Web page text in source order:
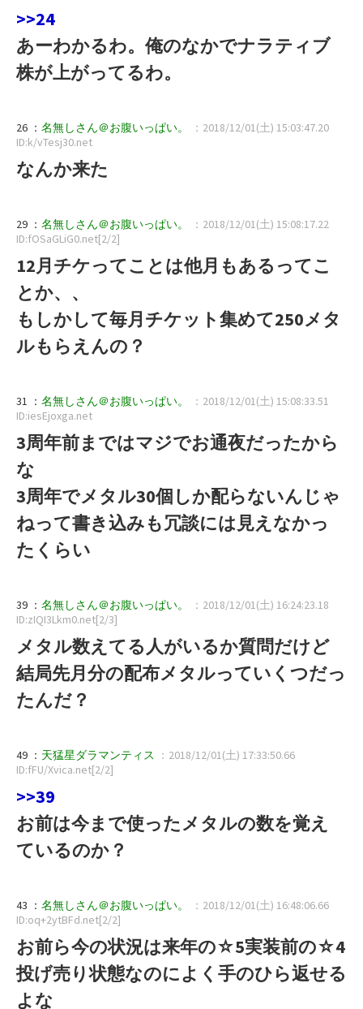
>>24
あーわかるわ。俺のなかでナラティブ
株が上がってるわ。
26 ： 名無しさん＠お腹いっぱい。
：2018/12/01(土) 15:03:47.20
ID:k/vTesj30.net
なんか来た
29 ： 名無しさん＠お腹いっぱい。
：2018/12/01(土) 15:08:17.22
ID:fOSaGLiG0.net[2/2]
12月チケってことは他月もあるってこ
とか、、
もしかして毎月チケット集めて250メタ
ルもらえんの？
31 ： 名無しさん＠お腹いっぱい。
：2018/12/01(土) 15:08:33.51
ID:iesEjoxga.net
3周年前まではマジでお通夜だったから
な
3周年でメタル30個しか配らないんじゃ
ねって書き込みも冗談には見えなかっ
たくらい
39 ： 名無しさん＠お腹いっぱい。
：2018/12/01(土) 16:24:23.18
ID:zIQI3Lkm0.net[2/3]
メタル数えてる人がいるか質問だけど
結局先月分の配布メタルっていくつだっ
たんだ？
49 ： 天猛星ダラマンティス
：2018/12/01(土) 17:33:50.66
ID:fFU/Xvica.net[2/2]
>>39
お前は今まで使ったメタルの数を覚え
ているのか？
43 ： 名無しさん＠お腹いっぱい。
：2018/12/01(土) 16:48:06.66
ID:oq+2ytBFd.net[2/2]
お前ら今の状況は来年の☆5実装前の☆4
投げ売り状態なのによく手のひら返せる
よな